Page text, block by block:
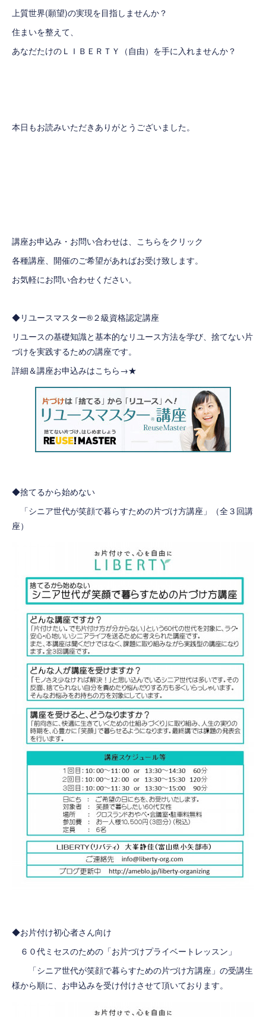
上質世界(願望)の実現を目指しませんか？
住まいを整えて、
あなだたけのＬＩＢＥＲＴＹ（自由）を手に入れませんか？
本日もお読みいただきありがとうございました。
講座お申込み・お問い合わせは、こちらをクリック
各種講座、開催のご希望があればお受け致します。
お気軽にお問い合わせください。
◆リユースマスター®２級資格認定講座
リユースの基礎知識と基本的なリユース方法を学び、捨てない片
づけを実践するための講座です。
詳細＆講座お申込みはこちら→★
◆捨てるから始めない
「シニア世代が笑顔で暮らすための片づけ方講座」（全３回講
座）
◆お片付け初心者さん向け
６０代ミセスのための「お片づけプライベートレッスン」
「シニア世代が笑顔で暮らすための片づけ方講座」の受講生
様から順に、お申込みを受け付けさせて頂いております。